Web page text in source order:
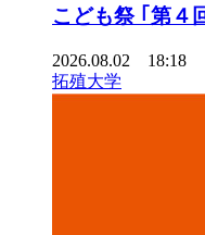
こども祭 ｢第４
2026.08.02 18:18
拓殖大学